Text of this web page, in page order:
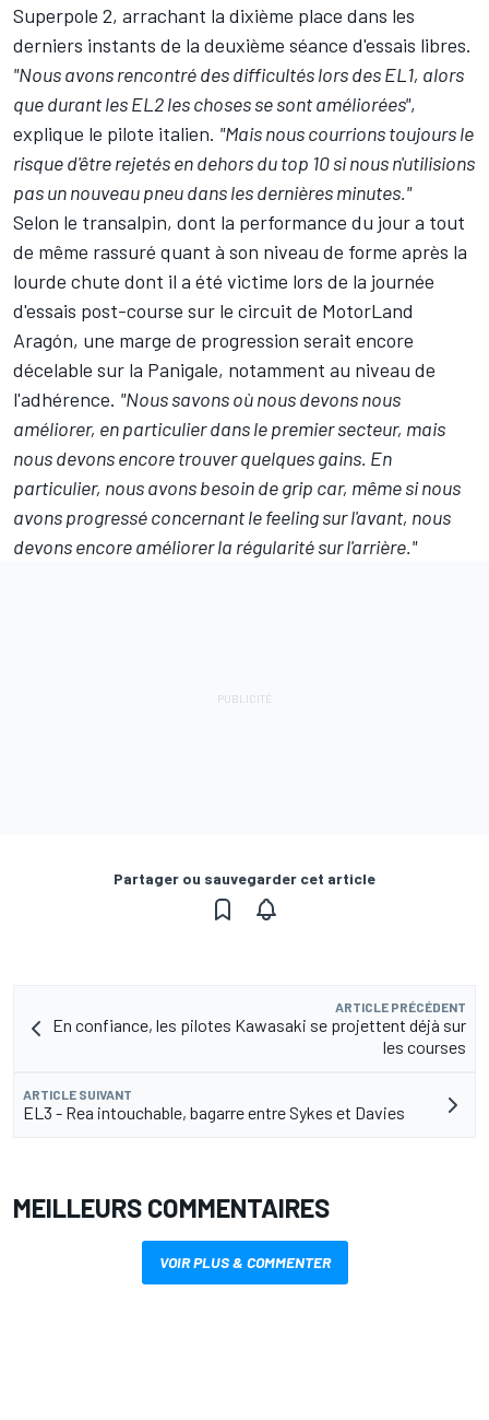
Superpole 2, arrachant la dixième place dans les
derniers instants de la deuxième séance d'essais libres.
"Nous avons rencontré des difficultés lors des EL1, alors
que durant les EL2 les choses se sont améliorées",
explique le pilote italien. "Mais nous courrions toujours le
risque d'être rejetés en dehors du top 10 si nous n'utilisions
pas un nouveau pneu dans les dernières minutes."
Selon le transalpin, dont la performance du jour a tout
de même rassuré quant à son niveau de forme après la
lourde chute dont il a été victime lors de la journée
d'essais post-course sur le circuit de MotorLand
Aragón, une marge de progression serait encore
décelable sur la Panigale, notamment au niveau de
l'adhérence. "Nous savons où nous devons nous
améliorer, en particulier dans le premier secteur, mais
nous devons encore trouver quelques gains. En
particulier, nous avons besoin de grip car, même si nous
avons progressé concernant le feeling sur l'avant, nous
devons encore améliorer la régularité sur l'arrière."
Partager ou sauvegarder cet article
ARTICLE PRÉCÉDENT
En confiance, les pilotes Kawasaki se projettent déjà sur
les courses
ARTICLE SUIVANT
EL3 - Rea intouchable, bagarre entre Sykes et Davies
MEILLEURS COMMENTAIRES
VOIR PLUS & COMMENTER